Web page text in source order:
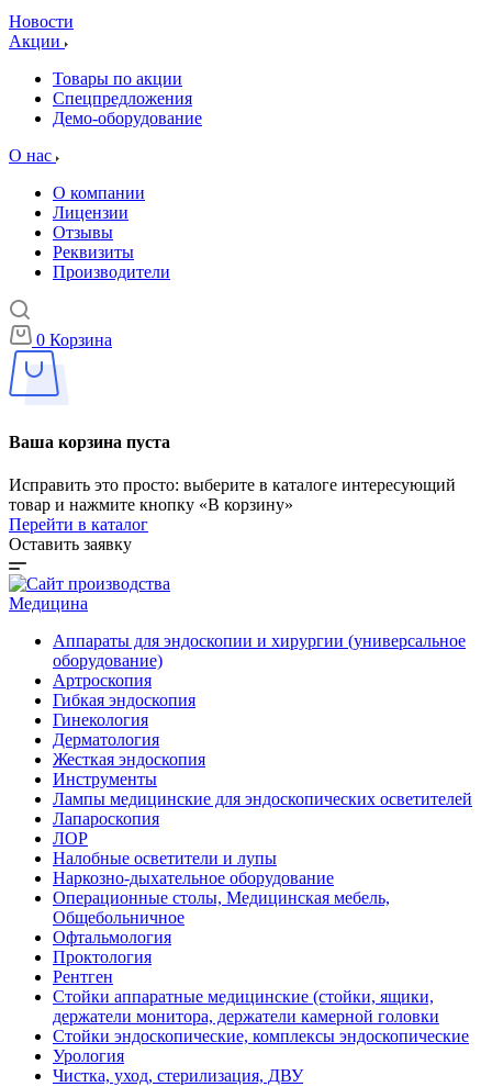
Новости
Акции
Товары по акции
Спецпредложения
Демо-оборудование
О нас
О компании
Лицензии
Отзывы
Реквизиты
Производители
0 Корзина
Ваша корзина пуста
Исправить это просто: выберите в каталоге интересующий
товар и нажмите кнопку «В корзину»
Перейти в каталог
Оставить заявку
Медицина
Аппараты для эндоскопии и хирургии (универсальное
оборудование)
Артроскопия
Гибкая эндоскопия
Гинекология
Дерматология
Жесткая эндоскопия
Инструменты
Лампы медицинские для эндоскопических осветителей
Лапароскопия
ЛОР
Налобные осветители и лупы
Наркозно-дыхательное оборудование
Операционные столы, Медицинская мебель,
Общебольничное
Офтальмология
Проктология
Рентген
Стойки аппаратные медицинские (стойки, ящики,
держатели монитора, держатели камерной головки
Стойки эндоскопические, комплексы эндоскопические
Урология
Чистка, уход, стерилизация, ДВУ